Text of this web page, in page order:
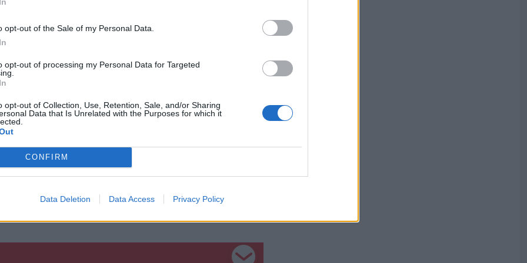
opt-out of the Sale of my Personal Data.
opt-out of processing my Personal Data for Targeted
opt-out of Collection, Use, Retention, Sale, and/or Sharing
Data that Is Unrelated with the Purposes for which it
CONFIRM
Data Deletion Data Access Privacy Policy
meg is győződtek arról, hogy – egyelőre –